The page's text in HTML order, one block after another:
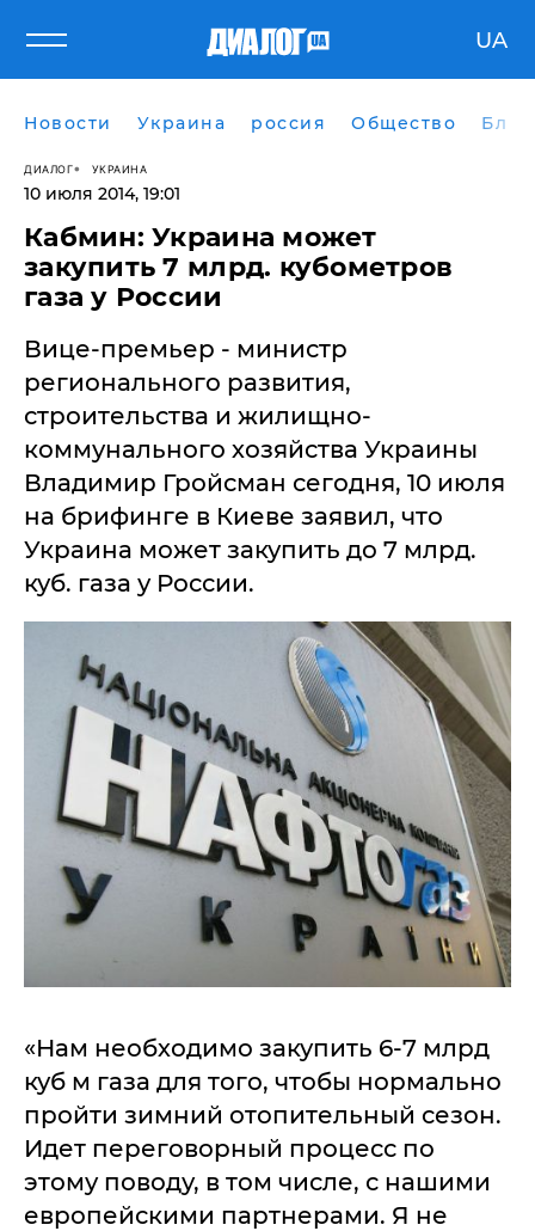
UA
Новости Украина россия Общество
ДИАЛОГ УКРАИНА
10 июля 2014, 19:01
Кабмин: Украина может
закупить 7 млрд. кубометров
газа у России
Вице-премьер - министр
регионального развития,
строительства и жилищно-
коммунального хозяйства Украины
Владимир Гройсман сегодня, 10 июля
на брифинге в Киеве заявил, что
Украина может закупить до 7 млрд.
куб. газа у России.
«Нам необходимо закупить 6-7 млрд
куб м газа для того, чтобы нормально
пройти зимний отопительный сезон.
Идет переговорный процесс по
этому поводу, в том числе, с нашими
европейскими партнерами. Я не